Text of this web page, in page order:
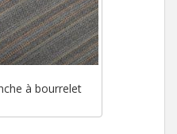
à bourrelet